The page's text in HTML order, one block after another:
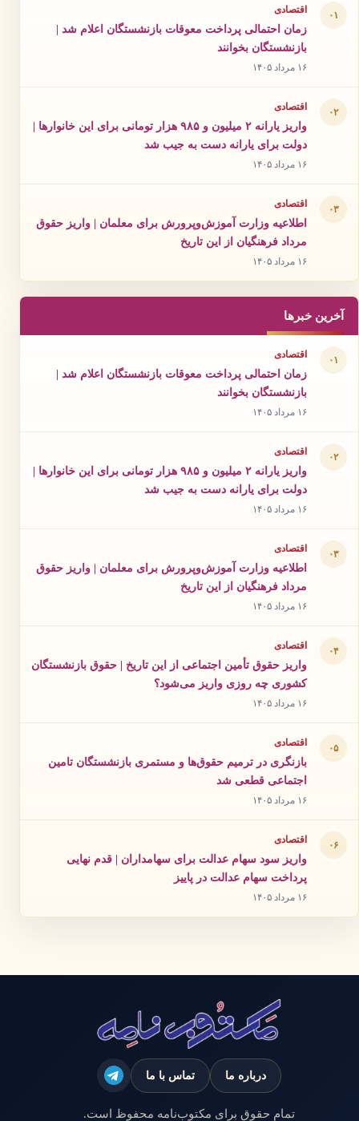
۰۱ اقتصادی
زمان احتمالی پرداخت معوقات بازنشستگان اعلام شد |
بازنشستگان بخوانند
۱۶ مرداد ۱۴۰۵
۰۲ اقتصادی
واریز یارانه ۲ میلیون و ۹۸۵ هزار تومانی برای این خانوارها |
دولت برای یارانه دست به جیب شد
۱۶ مرداد ۱۴۰۵
۰۳ اقتصادی
اطلاعیه وزارت آموزش‌وپرورش برای معلمان | واریز حقوق
مرداد فرهنگیان از این تاریخ
۱۶ مرداد ۱۴۰۵
آخرین خبرها
۰۱ اقتصادی
زمان احتمالی پرداخت معوقات بازنشستگان اعلام شد |
بازنشستگان بخوانند
۱۶ مرداد ۱۴۰۵
۰۲ اقتصادی
واریز یارانه ۲ میلیون و ۹۸۵ هزار تومانی برای این خانوارها |
دولت برای یارانه دست به جیب شد
۱۶ مرداد ۱۴۰۵
۰۳ اقتصادی
اطلاعیه وزارت آموزش‌وپرورش برای معلمان | واریز حقوق
مرداد فرهنگیان از این تاریخ
۱۶ مرداد ۱۴۰۵
۰۴ اقتصادی
واریز حقوق تأمین اجتماعی از این تاریخ | حقوق بازنشستگان
کشوری چه روزی واریز می‌شود؟
۱۶ مرداد ۱۴۰۵
۰۵ اقتصادی
بازنگری در ترمیم حقوق‌ها و مستمری بازنشستگان تامین
اجتماعی قطعی شد
۱۶ مرداد ۱۴۰۵
۰۶ اقتصادی
واریز سود سهام عدالت برای سهامداران | قدم نهایی
پرداخت سهام عدالت در پاییز
۱۶ مرداد ۱۴۰۵
درباره ما تماس با ما
تمام حقوق برای مکتوب‌نامه محفوظ است.